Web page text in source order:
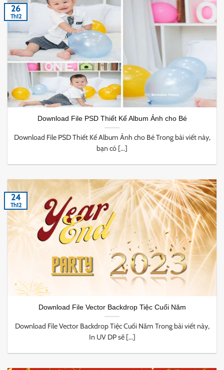
Download File PSD Thiết Kế Album Ảnh cho Bé
Download File PSD Thiết Kế Album Ảnh cho Bé Trong bài viết này,
bạn có [...]
26
Th12
Download File Vector Backdrop Tiệc Cuối Năm
Download File Vector Backdrop Tiệc Cuối Năm Trong bài viết này,
In UV DP sẽ [...]
24
Th12